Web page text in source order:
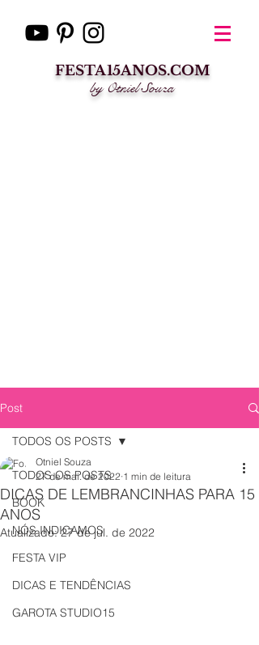
FESTA15ANOS.COM
by Otniel Souza
Post
TODOS OS POSTS
BOOK
NÓS INDICAMOS
FESTA VIP
DICAS E TENDÊNCIAS
GAROTA STUDIO15
TODOS OS POSTS
DICAS DE LEMBRANCINHAS PARA 15
ANOS
Otniel Souza
27 de mai. de 2022 1 min de leitura
Atualizado:27 de jul. de 2022